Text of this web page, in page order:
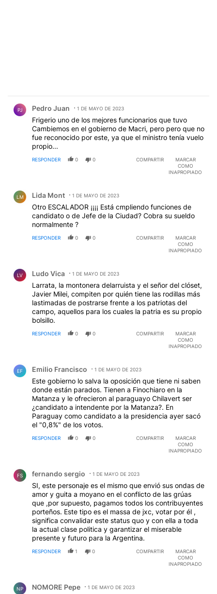
PJ Pedro Juan 1 DE MAYO DE 2023
Frigerio uno de los mejores funcionarios que tuvo
Cambiemos en el gobierno de Macri, pero pero que no
fue reconocido por este, ya que el ministro tenía vuelo
propio...
RESPONDER 0 0 COMPARTIR
MARCAR
COMO
INAPROPIADO
LM Lida Mont 1 DE MAYO DE 2023
Otro ESCALADOR ¡¡¡¡ Está cmpliendo funciones de
candidato o de Jefe de la Ciudad? Cobra su sueldo
normalmente ?
RESPONDER 0 0 COMPARTIR
MARCAR
COMO
INAPROPIADO
LV Ludo Vica 1 DE MAYO DE 2023
Larrata, la montonera delarruista y el señor del clóset,
Javier Milei, compiten por quién tiene las rodillas más
lastimadas de postrarse frente a los patriotas del
campo, aquellos para los cuales la patria es su propio
bolsillo.
RESPONDER 0 0 COMPARTIR
MARCAR
COMO
INAPROPIADO
EF Emilio Francisco 1 DE MAYO DE 2023
Este gobierno lo salva la oposición que tiene ni saben
donde están parados. Tienen a Finochiaro en la
Matanza y le ofrecieron al paraguayo Chilavert ser
¿candidato a intendente por la Matanza?. En
Paraguay como candidato a la presidencia ayer sacó
el "0,8%" de los votos.
RESPONDER 0 0 COMPARTIR
MARCAR
COMO
INAPROPIADO
FS fernando sergio 1 DE MAYO DE 2023
SI, este personaje es el mismo que envió sus ondas de
amor y guita a moyano en el conflicto de las grúas
que ,por supuesto, pagamos todos los contribuyentes
porteños. Este tipo es el massa de jxc, votar por él ,
significa convalidar este status quo y con ella a toda
la actual clase politica y garantizar el miserable
presente y futuro para la Argentina.
RESPONDER 1 0 COMPARTIR
MARCAR
COMO
INAPROPIADO
NP NOMORE Pepe 1 DE MAYO DE 2023